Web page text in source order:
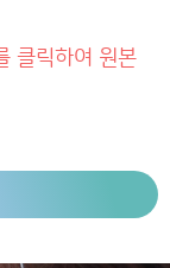
클릭하여 원본